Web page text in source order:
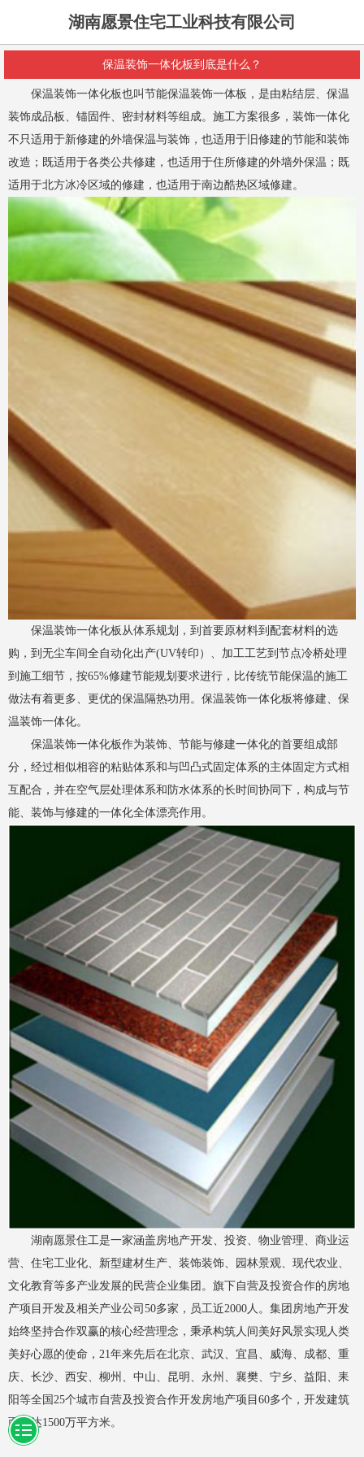
湖南愿景住宅工业科技有限公司
保温装饰一体化板到底是什么？
保温装饰一体化板也叫节能保温装饰一体板，是由粘结层、保温
装饰成品板、锚固件、密封材料等组成。施工方案很多， 装饰一体化
不只适用于新修建的外墙保温与装饰，也适用于旧修建的节能和装饰
改造；既适用于各类公共修建，也适用于住所修建的外墙外保温；既
适用于北方冰冷区域的修建，也适用于南边酷热区域修建。
保温装饰一体化板从体系规划，到首要原材料到配套材料的选
购，到无尘车间全自动化出产(UV转印）、加工工艺到节点冷桥处理
到施工细节，按65%修建节能规划要求进行，比传统节能保温的施工
做法有着更多、更优的保温隔热功用。保温装饰一体化板将修建、保
温装饰一体化。
保温装饰一体化板作为装饰、节能与修建一体化的首要组成部
分，经过相似相容的粘贴体系和与凹凸式固定体系的主体固定方式相
互配合，并在空气层处理体系和防水体系的长时间协同下，构成与节
能、装饰与修建的一体化全体漂亮作用。
湖南愿景住工是一家涵盖房地产开发、投资、物业管理、商业运
营、住宅工业化、新型建材生产、装饰装饰、园林景观、现代农业、
文化教育等多产业发展的民营企业集团。旗下自营及投资合作的房地
产项目开发及相关产业公司50多家，员工近2000人。集团房地产开发
始终坚持合作双赢的核心经营理念，秉承构筑人间美好风景实现人类
美好心愿的使命，21年来先后在北京、武汉、宜昌、威海、成都、重
庆、长沙、西安、柳州、中山、昆明、永州、襄樊、宁乡、益阳、耒
阳等全国25个城市自营及投资合作开发房地产项目60多个，开发建筑
面积达1500万平方米。